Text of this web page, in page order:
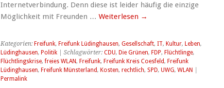
Internetverbindung. Denn diese ist leider häufig die einzige
Möglichkeit mit Freunden … Weiterlesen →
Kategorien: Freifunk, Freifunk Lüdinghausen, Gesellschaft, IT, Kultur, Leben,
Lüdinghausen, Politik| Schlagwörter: CDU, Die Grünen, FDP, Flüchtlinge,
Flüchtlingskrise,freies WLAN, Freifunk, Freifunk Kreis Coesfeld, Freifunk
Lüdinghausen, Freifunk Münsterland, Kosten, rechtlich, SPD, UWG, WLAN
Permalink